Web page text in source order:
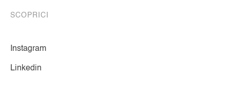
SCOPRICI
Instagram
Linkedin